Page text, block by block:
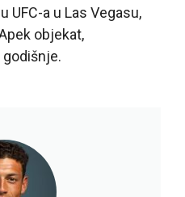
UFC-a u Las Vegasu,
objekat,